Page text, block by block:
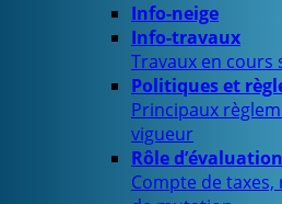
Info-neige
Info-travaux
Travaux en
Politiques et
Principaux
vigueur
Rôle
Compte de